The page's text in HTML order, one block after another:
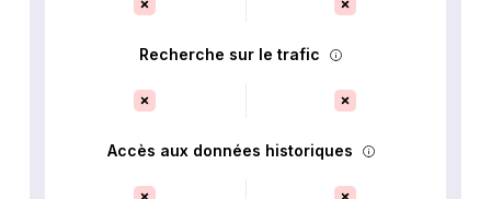
Recherche sur le trafic
Accès aux données historiques